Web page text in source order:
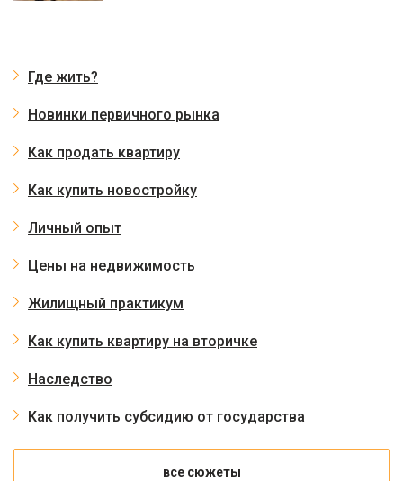
Где жить?
Новинки первичного рынка
Как продать квартиру
Как купить новостройку
Личный опыт
Цены на недвижимость
Жилищный практикум
Как купить квартиру на вторичке
Наследство
Как получить субсидию от государства
все сюжеты